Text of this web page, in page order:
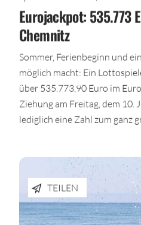
Eurojackpot: 535.773
Chemnitz
Sommer, Ferienbeginn und
möglich macht: Ein
über 535.773,90 Euro im
Ziehung am Freitag, dem 10.
lediglich eine Zahl zum ganz
TEILEN